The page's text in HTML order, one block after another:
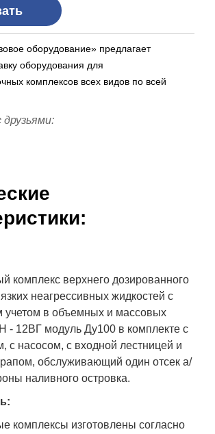
оборудование» предлагает
оборудования для
комплексов всех видов по всей
комплекс верхнего дозированного
неагрессивных жидкостей с
учетом в объемных и массовых
- 12ВГ модуль Ду100 в комплекте с
с насосом, с входной лестницей и
обслуживающий один отсек а/
наливного островка.
комплексы изготовлены согласно